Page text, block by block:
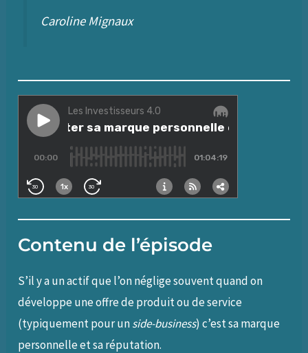
Caroline Mignaux
Contenu de l’épisode
S’il y a un actif que l’on néglige souvent quand on
développe une offre de produit ou de service
(typiquement pour unside-business) c’est sa marque
personnelle et sa réputation.